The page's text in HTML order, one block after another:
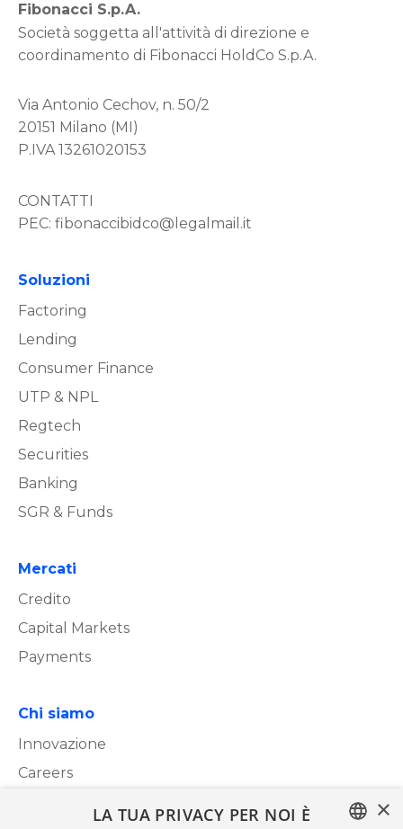
Fibonacci S.p.A.
Società soggetta all'attività di direzione e
coordinamento di Fibonacci HoldCo S.p.A.
Via Antonio Cechov, n. 50/2
20151 Milano (MI)
P.IVA 13261020153
CONTATTI
PEC: fibonaccibidco@legalmail.it
Soluzioni
Factoring
Lending
Consumer Finance
UTP & NPL
Regtech
Securities
Banking
SGR & Funds
Mercati
Credito
Capital Markets
Payments
Chi siamo
Innovazione
Careers
×
LA TUA PRIVACY PER NOI È